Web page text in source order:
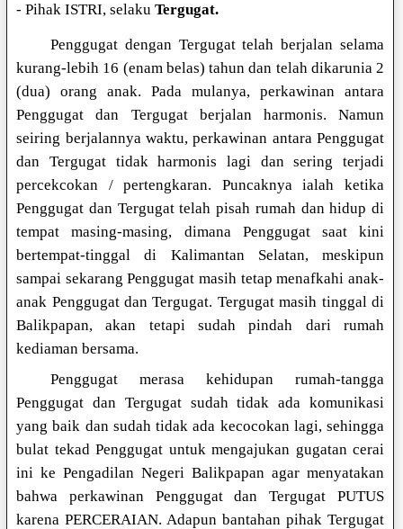
- Pihak ISTRI, selakuTergugat.
Penggugat dengan Tergugat telah berjalan selama
kurang-lebih 16 (enam belas) tahun dan telah dikarunia 2
(dua) orang anak. Pada mulanya, perkawinan antara
Penggugat dan Tergugat berjalan harmonis. Namun
seiring berjalannya waktu, perkawinan antara Penggugat
dan Tergugat tidak harmonis lagi dan sering terjadi
percekcokan / pertengkaran. Puncaknya ialah ketika
Penggugat dan Tergugat telah pisah rumah dan hidup di
tempat masing-masing, dimana Penggugat saat kini
bertempat-tinggal di Kalimantan Selatan, meskipun
sampai sekarang Penggugat masih tetap menafkahi anak-
anak Penggugat dan Tergugat. Tergugat masih tinggal di
Balikpapan, akan tetapi sudah pindah dari rumah
kediaman bersama.
Penggugat merasa kehidupan rumah-tangga
Penggugat dan Tergugat sudah tidak ada komunikasi
yang baik dan sudah tidak ada kecocokan lagi, sehingga
bulat tekad Penggugat untuk mengajukan gugatan cerai
ini ke Pengadilan Negeri Balikpapan agar menyatakan
bahwa perkawinan Penggugat dan Tergugat PUTUS
karena PERCERAIAN. Adapun bantahan pihak Tergugat